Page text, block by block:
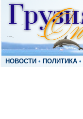
НОВОСТИ • ПОЛИТИКА •